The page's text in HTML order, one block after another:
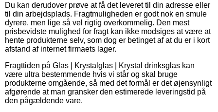
Du kan derudover prøve at få det leveret til din adresse eller
til din arbejdsplads. Fragtmuligheden er godt nok en smule
dyrere, men lige så vel rigtig overkommelig. Den mest
prisbevidste mulighed for fragt kan ikke modsiges at være at
hente produkterne selv, som dog er betinget af at du er i kort
afstand af internet firmaets lager.
Fragttiden på Glas | Krystalglas | Krystal drinksglas kan
være ultra bestemmende hvis vi står og skal bruge
produkterne omgående, så med det formål er det øjensynligt
afgørende at man gransker den estimerede leveringstid på
den pågældende vare.